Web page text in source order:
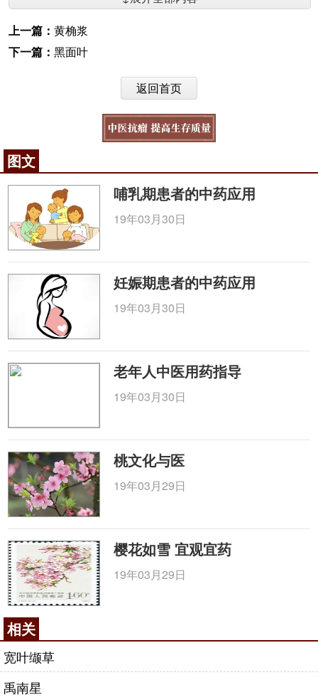
上一篇： 黄桷浆
下一篇： 黑面叶
返回首页
图文
哺乳期患者的中药应用
19年03月30日
妊娠期患者的中药应用
19年03月30日
老年人中医用药指导
19年03月30日
桃文化与医
19年03月29日
樱花如雪 宜观宜药
19年03月29日
相关
宽叶缬草
禹南星